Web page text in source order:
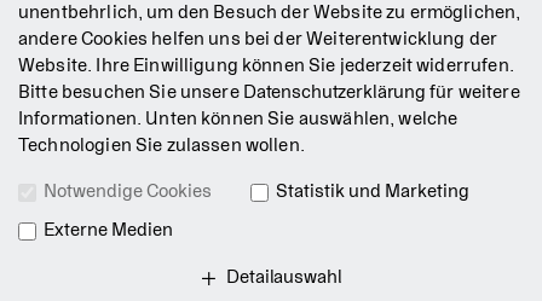
Presse
Jobs
Kontakt
Newsletter
AGB
Datenschutz
unentbehrlich, um den Besuch der Website zu ermöglichen,
andere Cookies helfen uns bei der Weiterentwicklung der
Website. Ihre Einwilligung können Sie jederzeit widerrufen.
Bitte besuchen Sie unsere Datenschutzerklärung für weitere
Informationen. Unten können Sie auswählen, welche
Technologien Sie zulassen wollen.
Notwendige Cookies
Statistik und Marketing
Externe Medien
Detailauswahl